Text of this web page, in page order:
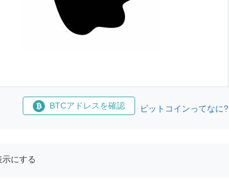
BTCアドレスを確認 ビットコインってなに?
にする